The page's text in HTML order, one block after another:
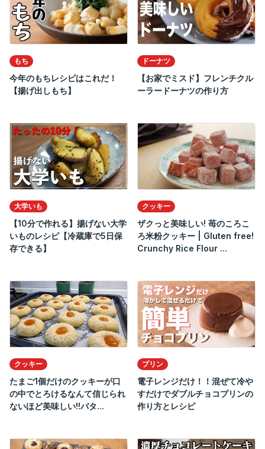
もち
今年のもちレシピはこれだ！
【揚げ出しもち】
ドーナツ
【お家でミスド】フレンチクル
ーラードーナツの作り方
大学いも
【10分で作れる】揚げない大学
いものレシピ【冷蔵庫で5日保
存できる】
クッキー
ザクっと美味しい! 苺のころこ
ろ米粉クッキー | Gluten free!
Crunchy Rice Flour ...
クッキー
たまご1個だけのクッキーが口
の中でとろけるなんて信じられ
ないほど美味しい!!バタ...
プリン
電子レンジだけ！！混ぜて冷や
すだけでダブルチョコプリンの
作り方とレシピ